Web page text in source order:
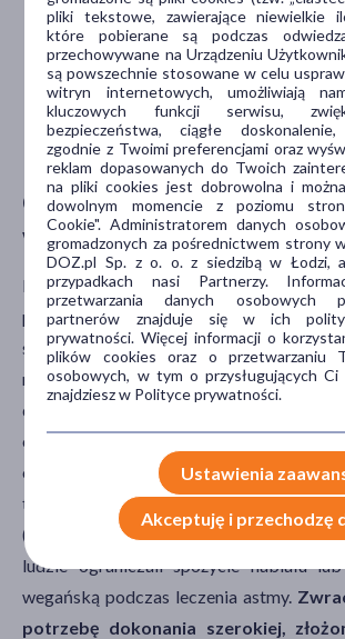
6,99zł
Do koszyka
Czy taki artykuł
wiarygodny?
Należy zdecydowanie pokreślić, że
przeglądem systematycznym,
standardem dla rygorystycznej,
najlepszych dostępnych dowodów
danej choroby. Jego odkrycia nie
odzwierciedlenia w głównych
osób z astmą. Krajowe organizacje
tym American Lung Association,
(NHS) i Asthma UK w Wielkiej Brytanii,
ludzie ograniczali spożycie nabiału
wegańską podczas leczenia astmy.
potrzebę dokonania szerokiej,
pliki tekstowe, zawierające niewielkie
które pobierane są podczas
przechowywane na Urządzeniu
są powszechnie stosowane w celu
witryn internetowych, umożliwiają
kluczowych funkcji serwisu,
bezpieczeństwa, ciągłe doskonalenie,
zgodnie z Twoimi preferencjami oraz
reklam dopasowanych do Twoich
na pliki cookies jest dobrowolna i
dowolnym momencie z poziomu
Cookie". Administratorem danych
gromadzonych za pośrednictwem strony
DOZ.pl Sp. z o. o. z siedzibą w Łodzi,
przypadkach nasi Partnerzy.
przetwarzania danych osobowych
partnerów znajduje się w ich
prywatności. Więcej informacji o
plików cookies oraz o przetwarzaniu
osobowych, w tym o przysługujących Ci
znajdziesz w Polityce prywatności.
Ustawienia
Akceptuję i przechodzę